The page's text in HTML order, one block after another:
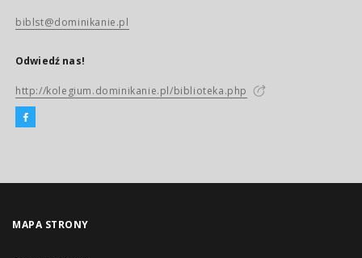
biblst@dominikanie.pl
Odwiedź nas!
http://kolegium.dominikanie.pl/biblioteka.php
MAPA STRONY